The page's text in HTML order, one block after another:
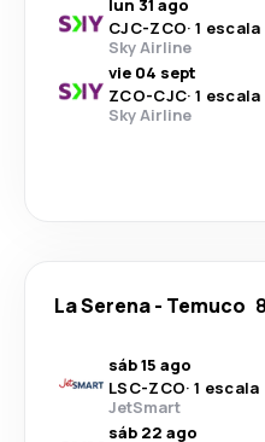
lun 31 ago
CJC-ZCO· 1 escala
Sky Airline
vie 04 sept
ZCO-CJC· 1 escala
Sky Airline
La Serena- Temuco
sáb 15 ago
LSC-ZCO· 1 escala
JetSmart
sáb 22 ago